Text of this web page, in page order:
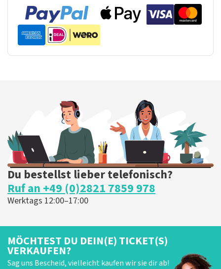
Du bestellst lieber telefonisch?
Ruf an +49 (0)2821 7859 978
Werktags 12:00–17:00
MÖCHTEST DU DEIN(E) TICKET(S)
VERKAUFEN?
Sag uns Bescheid, vielleicht kaufen wir sie dir ab!